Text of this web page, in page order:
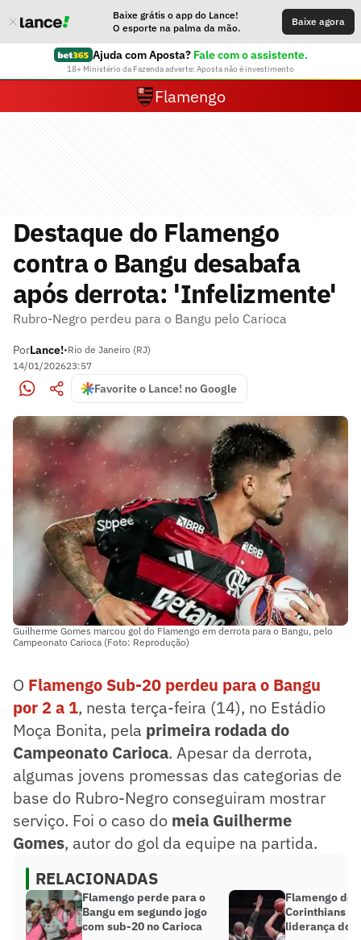
Baixe grátis o app do Lance!
O esporte na palma da mão.
Baixe agora
Ajuda com Aposta? Fale com o assistente.
18+ Ministério da Fazenda adverte: Aposta não é investimento
Flamengo
Destaque do Flamengo
contra o Bangu desabafa
após derrota: 'Infelizmente'
Rubro-Negro perdeu para o Bangu pelo Carioca
PorLance!•Rio de Janeiro (RJ)
14/01/202623:57
Favorite o Lance! no Google
Guilherme Gomes marcou gol do Flamengo em derrota para o Bangu, pelo
Campeonato Carioca (Foto: Reprodução)
O Flamengo Sub-20 perdeu para o Bangu
por 2 a 1, nesta terça-feira (14), no Estádio
Moça Bonita, pela primeira rodada do
Campeonato Carioca. Apesar da derrota,
algumas jovens promessas das categorias de
base do Rubro-Negro conseguiram mostrar
serviço. Foi o caso do meia Guilherme
Gomes, autor do gol da equipe na partida.
RELACIONADAS
Flamengo perde para o
Bangu em segundo jogo
com sub-20 no Carioca
Flamengo
Corinthians e
liderança do